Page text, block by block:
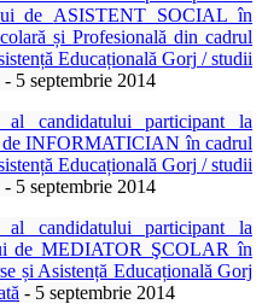
de ASISTENT SOCIAL în
și Profesională din cadrul
Educațională Gorj / studii
- 5 septembrie 2014
al candidatului participant la
de INFORMATICIAN în cadrul
Educațională Gorj / studii
- 5 septembrie 2014
al candidatului participant la
de MEDIATOR ŞCOLAR în
și Asistență Educațională Gorj
- 5 septembrie 2014